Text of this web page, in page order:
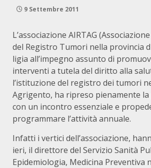
9 Settembre 2011
L’associazione AIRTAG
del Registro Tumori nella provincia
ligia all’impegno assunto di
interventi a tutela del diritto alla
l’istituzione del registro dei tumori
Agrigento, ha ripreso pienamente
con un incontro essenziale e
programmare l’attività annuale.
Infatti i vertici dell’associazione,
ieri, il direttore del Servizio Sanità
Epidemiologia, Medicina Preventiva